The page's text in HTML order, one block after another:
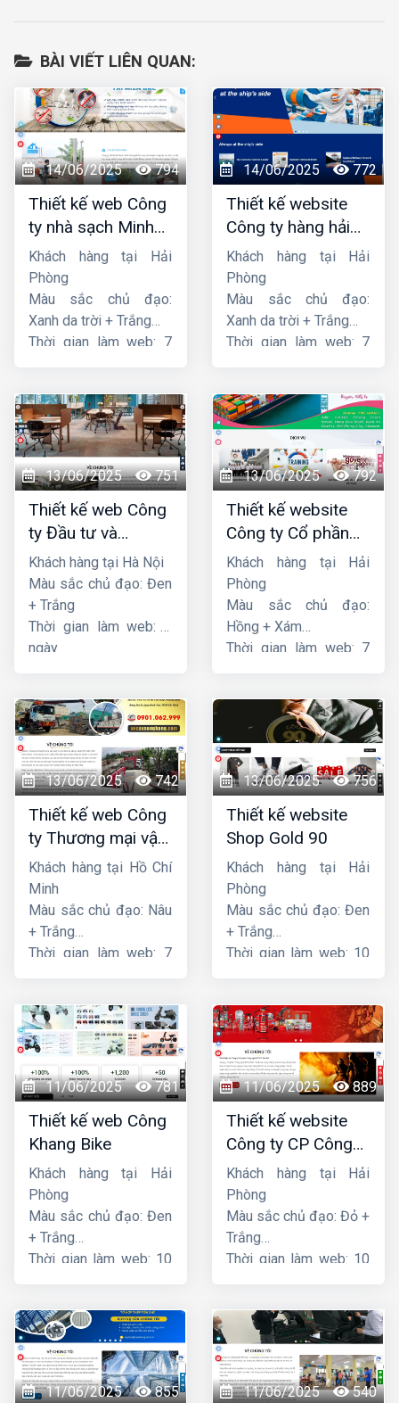
BÀI VIẾT LIÊN QUAN:
14/06/2025 794
Thiết kế web Công
ty nhà sạch Minh
Dương
Khách hàng tại Hải
Phòng
Màu sắc chủ đạo:
Xanh da trời + Trắng
Thời gian làm web: 7
14/06/2025 772
Thiết kế website
Công ty hàng hải
liên minh
Khách hàng tại Hải
Phòng
Màu sắc chủ đạo:
Xanh da trời + Trắng
Thời gian làm web: 7
13/06/2025 751
Thiết kế web Công
ty Đầu tư và
Thương mại Five-
Star
Khách hàng tại Hà Nội
Màu sắc chủ đạo: Đen
+ Trắng
Thời gian làm web: 7
ngày
13/06/2025 792
Thiết kế website
Công ty Cổ phần
dịch vụ hàng hải
Sen
Khách hàng tại Hải
Phòng
Màu sắc chủ đạo:
Hồng + Xám
Thời gian làm web: 7
13/06/2025 742
Thiết kế web Công
ty Thương mại vận
tải Song Bằng
Khách hàng tại Hồ Chí
Minh
Màu sắc chủ đạo: Nâu
+ Trắng
Thời gian làm web: 7
13/06/2025 756
Thiết kế website
Shop Gold 90
Khách hàng tại Hải
Phòng
Màu sắc chủ đạo: Đen
+ Trắng
Thời gian làm web: 10
11/06/2025 781
Thiết kế web Công
Khang Bike
Khách hàng tại Hải
Phòng
Màu sắc chủ đạo: Đen
+ Trắng
Thời gian làm web: 10
11/06/2025 889
Thiết kế website
Công ty CP Công
nghệ PCCC Bắc Hà
Khách hàng tại Hải
Phòng
Màu sắc chủ đạo: Đỏ +
Trắng
Thời gian làm web: 10
11/06/2025 855 11/06/2025 540